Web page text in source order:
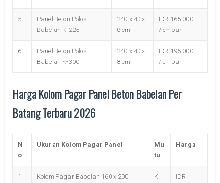
5
Panel Beton Polos
Babelan K-225
240 x 40 x
8 cm
IDR 165.000
/lembar
6
Panel Beton Polos
Babelan K-300
240 x 40 x
8 cm
IDR 195.000
/lembar
Harga Kolom Pagar Panel Beton Babelan Per
Batang Terbaru 2026
N
o
Ukuran Kolom Pagar Panel
Mu
tu
Harga
1
Kolom Pagar Babelan 160 x 200
K
IDR